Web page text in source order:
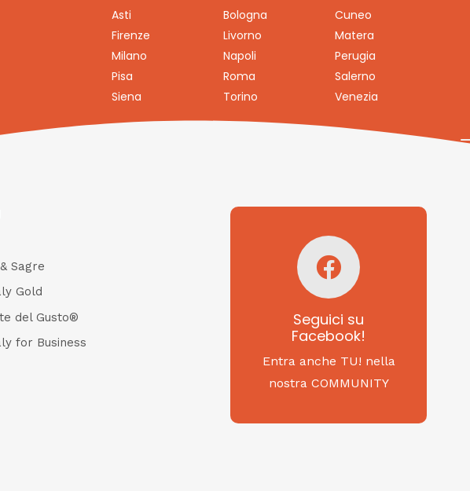
Asti Bologna
Cuneo
Firenze
Livorno
Matera
Milano
Napoli
Perugia
Pisa
Roma
Salerno
Siena
Torino Venezia
Sagre
Gold
del Gusto®
for Business
Seguici su
Facebook!
Entra anche TU! nella
nostra COMMUNITY
Seguici su
Facebook!
SAGRITALY
Feste, cibi e tradizioni
da Nord a Sud...